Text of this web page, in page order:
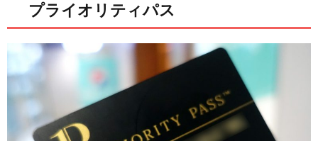
プライオリティパス